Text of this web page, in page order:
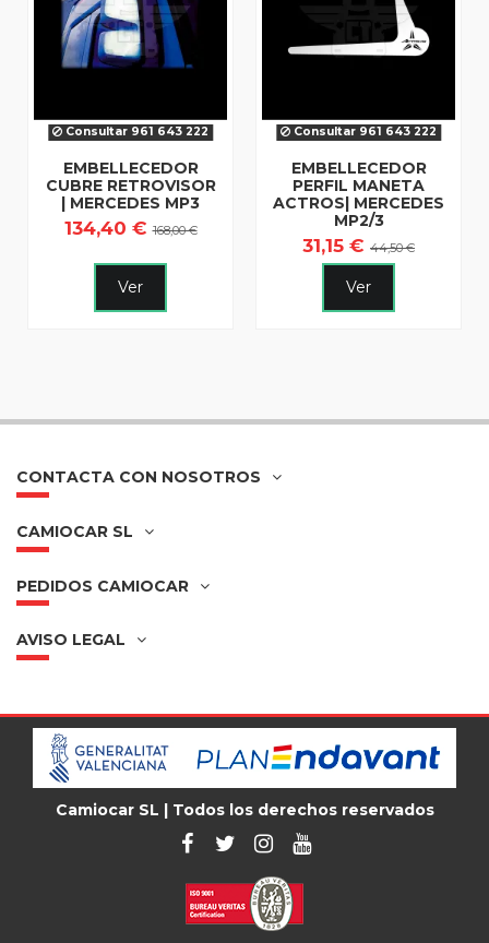
Consultar 961 643 222
EMBELLECEDOR
CUBRE RETROVISOR
| MERCEDES MP3
134,40 €168,00 €
Ver
Consultar 961 643 222
EMBELLECEDOR
PERFIL MANETA
ACTROS| MERCEDES
MP2/3
31,15 € 44,50 €
Ver
CONTACTA CON NOSOTROS
CAMIOCAR SL
PEDIDOS CAMIOCAR
AVISO LEGAL
Camiocar SL | Todos los derechos reservados